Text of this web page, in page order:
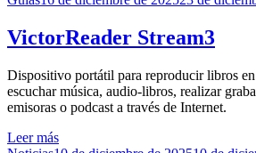
VictorReader Stream3
Dispositivo portátil para reproducir libros
escuchar música, audio-libros, realizar
emisoras o podcast a través de Internet.
Leer más